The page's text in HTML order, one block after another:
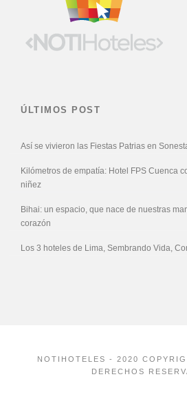
ÚLTIMOS POST
Así se vivieron las Fiestas Patrias en
Kilómetros de empatía: Hotel FPS Cuenca
niñez
Bihai: un espacio, que nace de nuestras
corazón
Los 3 hoteles de Lima, Sembrando Vida,
NOTIHOTELES - 2020
DERECHOS